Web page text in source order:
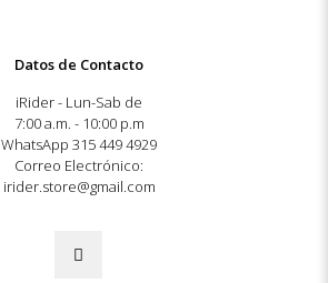
Datos de Contacto
iRider - Lun-Sab de
7:00 a.m. - 10:00 p.m
WhatsApp 315 449 4929
Correo Electrónico:
irider.store@gmail.com